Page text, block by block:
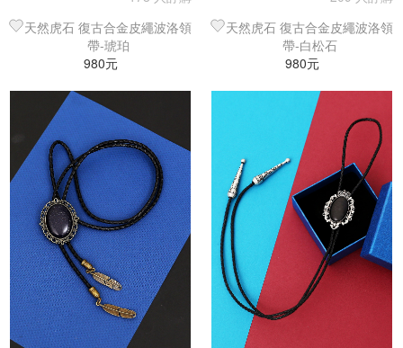
天然虎石 復古合金皮繩波洛領
帶-琥珀
980元
天然虎石 復古合金皮繩波洛領
帶-白松石
980元